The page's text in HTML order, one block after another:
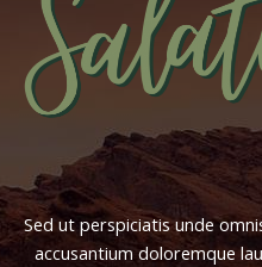
Sed ut perspiciatis unde
accusantium doloremque